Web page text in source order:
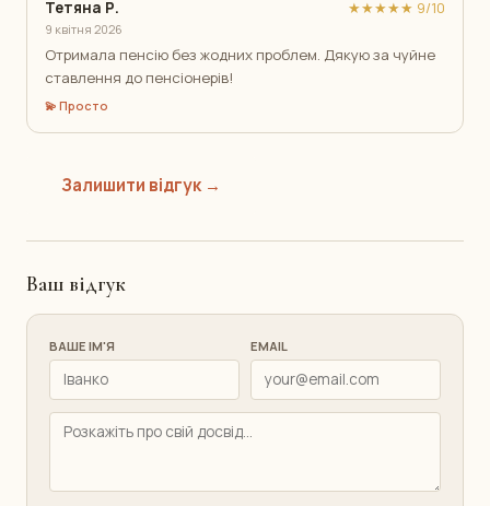
Тетяна Р.
9 квітня 2026
★★★★★ 9/10
Отримала пенсію без жодних проблем. Дякую за чуйне
ставлення до пенсіонерів!
💫 Просто
Залишити відгук →
Ваш відгук
ВАШЕ ІМ'Я EMAIL